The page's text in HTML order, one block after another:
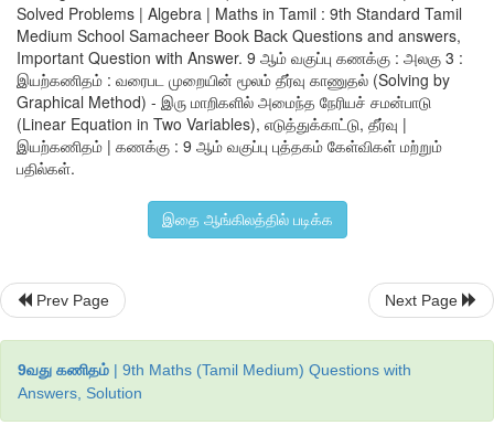
Solved Problems | Algebra | Maths in Tamil : 9th Standard Tamil
Medium School Samacheer Book Back Questions and answers,
Important Question with Answer. 9 ஆம் வகுப்பு கணக்கு : அலகு 3 :
இயற்கணிதம் : வரைபட முறையின் மூலம் தீர்வு காணுதல் (Solving by
Graphical Method) - இரு மாறிகளில் அமைந்த நேரியச் சமன்பாடு
(Linear Equation in Two Variables), எடுத்துக்காட்டு, தீர்வு |
இயற்கணிதம் | கணக்கு : 9 ஆம் வகுப்பு புத்தகம் கேள்விகள் மற்றும்
பதில்கள்.
இதை ஆங்கிலத்தில் படிக்க
Prev Page Next Page
9வது கணிதம் | 9th Maths (Tamil Medium) Questions with
Answers, Solution